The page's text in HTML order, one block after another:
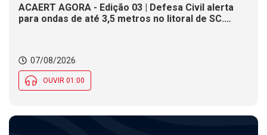
ACAERT AGORA - Edição 03 | Defesa Civil alerta
para ondas de até 3,5 metros no litoral de SC.
07/08/2026
OUVIR 01:00